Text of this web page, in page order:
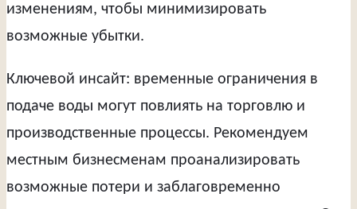
изменениям, чтобы минимизировать
возможные убытки.
Ключевой инсайт: временные ограничения в
подаче воды могут повлиять на торговлю и
производственные процессы. Рекомендуем
местным бизнесменам проанализировать
возможные потери и заблаговременно